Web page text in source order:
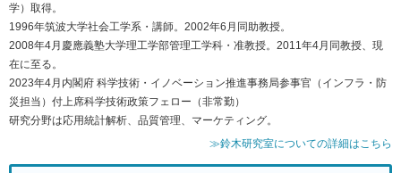
学）取得。
1996年筑波大学社会工学系・講師。2002年6月同助教授。
2008年4月慶應義塾大学理工学部管理工学科・准教授。2011年4月同教授、現
在に至る。
2023年4月内閣府 科学技術・イノベーション推進事務局参事官（インフラ・防
災担当）付上席科学技術政策フェロー（非常勤）
研究分野は応用統計解析、品質管理、マーケティング。
≫鈴木研究室についての詳細はこちら